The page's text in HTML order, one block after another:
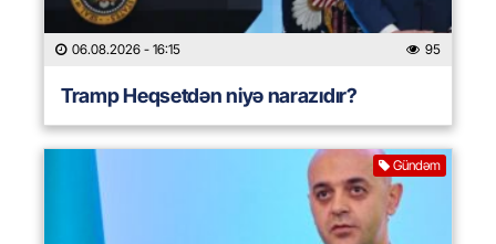
06.08.2026 - 16:15 95
Tramp Heqsetdən niyə narazıdır?
Gündəm